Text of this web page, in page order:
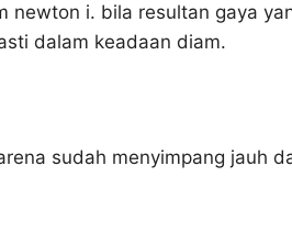
newton i. bila resultan gaya
dalam keadaan diam.
sudah menyimpang jauh